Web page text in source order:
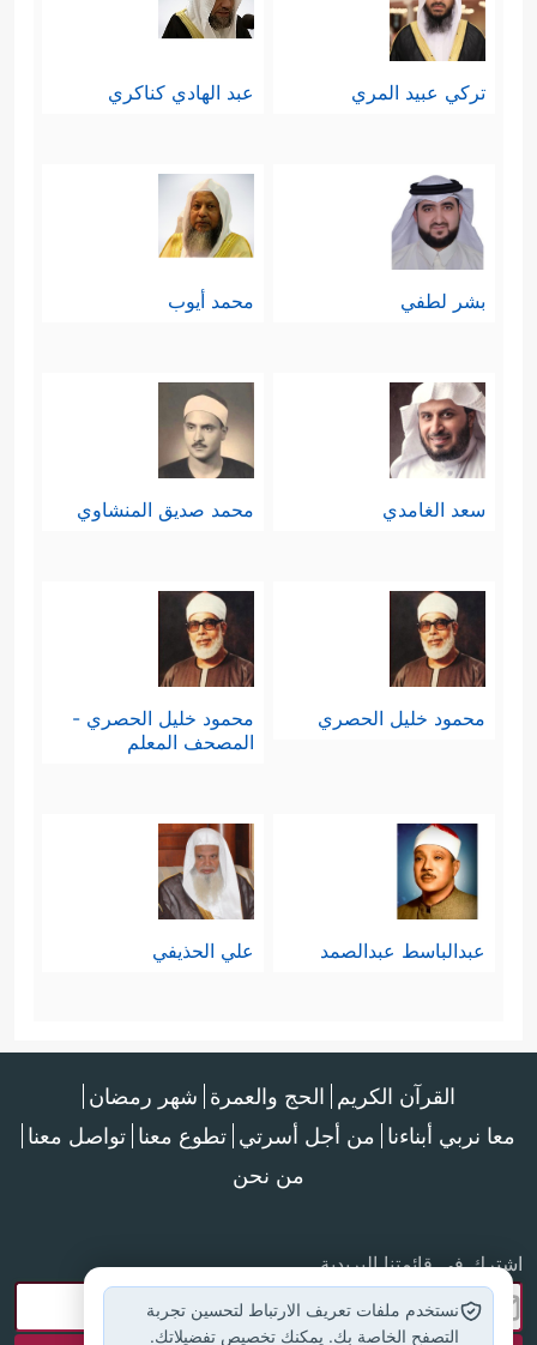
تركي عبيد المري عبد الهادي كناكري
بشر لطفي محمد أيوب
سعد الغامدي محمد صديق المنشاوي
محمود خليل الحصري
محمود خليل الحصري -
المصحف المعلم
عبدالباسط عبدالصمد علي الحذيفي
القرآن الكريم الحج والعمرة شهر رمضان
معا نربي أبناءنا من أجل أسرتي تطوع معنا تواصل معنا
من نحن
اشترك في قائمتنا البريدية
نستخدم ملفات تعريف الارتباط لتحسين تجربة
التصفح الخاصة بك. يمكنك تخصيص تفضيلاتك.